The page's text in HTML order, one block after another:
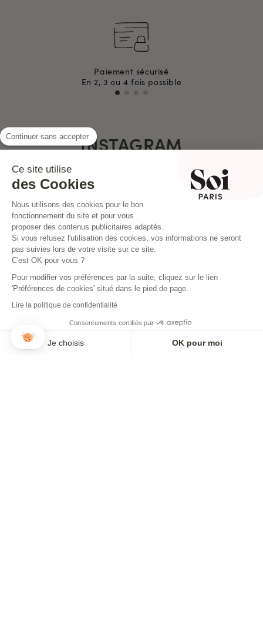
Paiement sécurisé
En 2, 3 ou 4 fois possible
INSTAGRAM
NEWSLETTER
Inscrivez-vous pour ne rien louper !
Continuer sans accepter
Ce site utilise
des Cookies
Nous utilisons des cookies pour le bon
fonctionnement du site et pour vous
proposer des contenus publicitaires adaptés.
Si vous refusez l'utilisation des cookies, vos informations ne seront
pas suivies lors de votre visite sur ce site.
C'est OK pour vous ?
Pour modifier vos préférences par la suite, cliquez sur le lien
'Préférences de cookies' situé dans le pied de page.
Lire la politique de confidentialité
Consentements certifiés par
Je choisis OK pour moi